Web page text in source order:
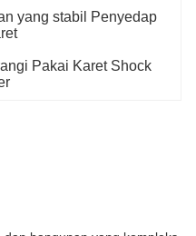
yang stabil Penyedap
Pakai Karet Shock